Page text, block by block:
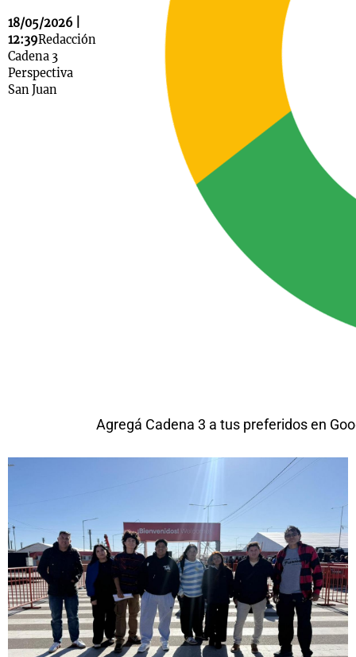
18/05/2026 |
12:39Redacción
Cadena 3
Perspectiva
San Juan
Agregá Cadena 3 a tus preferidos en
Mundial 2026
La Sole en
Cadena 3